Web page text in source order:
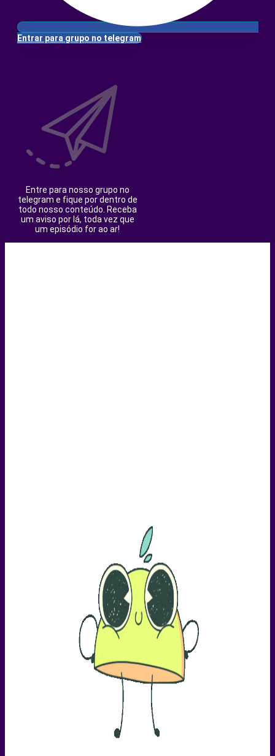
Entrar para grupo no telegram
Entre para nosso grupo no
telegram e fique por dentro de
todo nosso conteúdo. Receba
um aviso por lá, toda vez que
um episódio for ao ar!